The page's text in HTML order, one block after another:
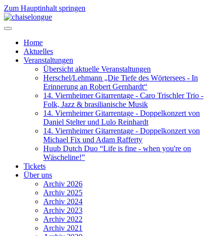
Zum Hauptinhalt springen
Home
Aktuelles
Veranstaltungen
Übersicht aktuelle Veranstaltungen
Herschel/Lehmann „Die Tiefe des Wörtersees - In
Erinnerung an Robert Gernhardt“
14. Viernheimer Gitarrentage - Caro Trischler Trio -
Folk, Jazz & brasilianische Musik
14. Viernheimer Gitarrentage - Doppelkonzert von
Daniel Stelter und Lulo Reinhardt
14. Viernheimer Gitarrentage - Doppelkonzert von
Michael Fix und Adam Rafferty
Huub Dutch Duo “Life is fine - when you're on
Wäscheline!”
Tickets
Über uns
Archiv 2026
Archiv 2025
Archiv 2024
Archiv 2023
Archiv 2022
Archiv 2021